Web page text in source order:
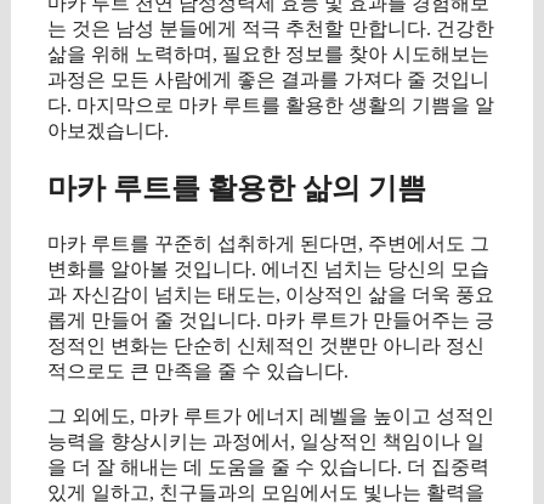
는 것은 남성 분들에게 적극 추천할 만합니다. 건강한
삶을 위해 노력하며, 필요한 정보를 찾아 시도해보는
과정은 모든 사람에게 좋은 결과를 가져다 줄 것입니
다. 마지막으로 마카 루트를 활용한 생활의 기쁨을 알
아보겠습니다.
마카 루트를 활용한 삶의 기쁨
마카 루트를 꾸준히 섭취하게 된다면, 주변에서도 그
변화를 알아볼 것입니다. 에너진 넘치는 당신의 모습
과 자신감이 넘치는 태도는, 이상적인 삶을 더욱 풍요
롭게 만들어 줄 것입니다. 마카 루트가 만들어주는 긍
정적인 변화는 단순히 신체적인 것뿐만 아니라 정신
적으로도 큰 만족을 줄 수 있습니다.
그 외에도, 마카 루트가 에너지 레벨을 높이고 성적인
능력을 향상시키는 과정에서, 일상적인 책임이나 일
을 더 잘 해내는 데 도움을 줄 수 있습니다. 더 집중력
있게 일하고, 친구들과의 모임에서도 빛나는 활력을